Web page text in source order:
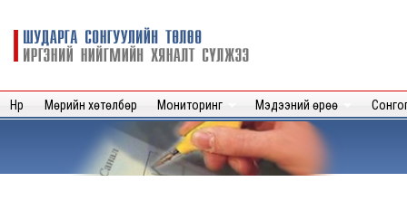
Шударга
сонгуулийн
нийгмийн
хяналт
Нүүр Мөрийн хөтөлбөр Мониторинг Мэдээний өрөө